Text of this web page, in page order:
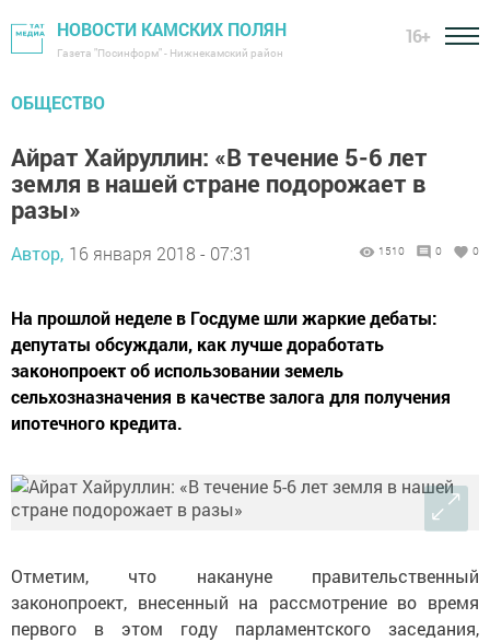
НОВОСТИ КАМСКИХ ПОЛЯН
Газета "Посинформ" - Нижнекамский район
16+
ОБЩЕСТВО
Айрат Хайруллин: «В течение 5-6 лет
земля в нашей стране подорожает в
разы»
Автор, 16 января 2018 - 07:31 1510 0 0
На прошлой неделе в Госдуме шли жаркие дебаты:
депутаты обсуждали, как лучше доработать
законопроект об использовании земель
сельхозназначения в качестве залога для получения
ипотечного кредита.
Отметим, что накануне правительственный
законопроект, внесенный на рассмотрение во время
первого в этом году парламентского заседания,